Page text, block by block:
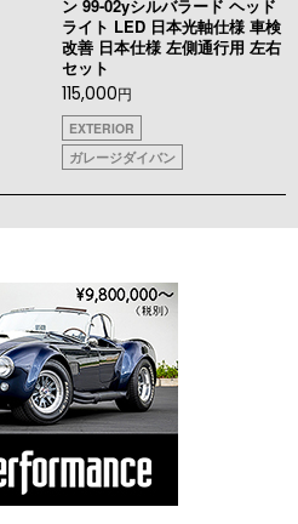
ン 99-02yシルバラード ヘッド
ライト LED 日本光軸仕様 車検
改善 日本仕様 左側通行用 左右
セット
115,000円
EXTERIOR
ガレージダイバン